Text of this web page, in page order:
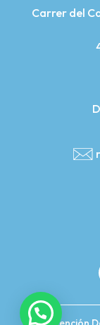
Carrer del